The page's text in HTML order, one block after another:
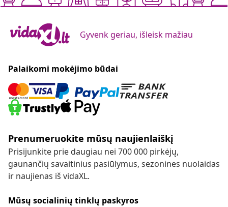
Gyvenk geriau, išleisk mažiau
Palaikomi mokėjimo būdai
Prenumeruokite mūsų naujienlaiškį
Prisijunkite prie daugiau nei 700 000 pirkėjų,
gaunančių savaitinius pasiūlymus, sezonines nuolaidas
ir naujienas iš vidaXL.
Mūsų socialinių tinklų paskyros